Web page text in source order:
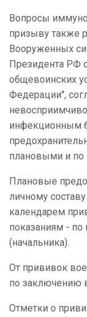
Вопросы
призыву также
Вооруженных
Президента РФ
общевоинских
Федерации",
инфекционным
плановыми и по
Плановые
личному
календарем
показаниям - по
(начальника).
От прививок
по заключению
Отметки о